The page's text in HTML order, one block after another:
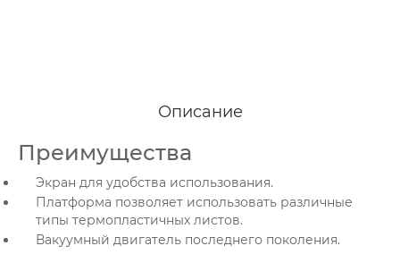
Описание
Преимущества
Экран для удобства использования.
Платформа позволяет использовать различные
типы термопластичных листов.
Вакуумный двигатель последнего поколения.